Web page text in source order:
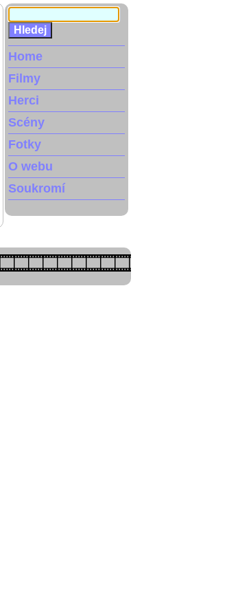
Home
Filmy
Herci
Scény
Fotky
O webu
Soukromí